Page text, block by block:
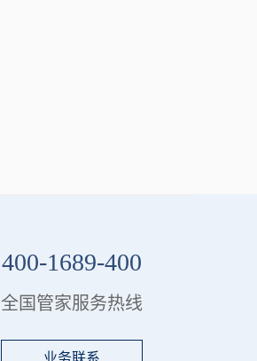
400-1689-400
全国管家服务热线
业务联系